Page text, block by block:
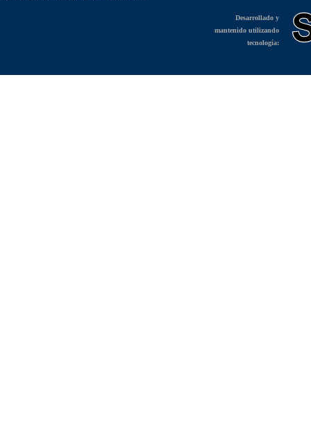
Desarrollado y
mantenido utilizando
tecnología: